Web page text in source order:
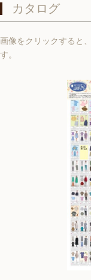
カタログ
画像をクリックすると
す。